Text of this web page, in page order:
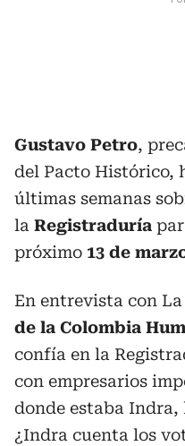
Gustavo Petro,
del Pacto Histórico,
últimas semanas
la Registraduría
próximo 13 de
En entrevista con La
de la Colombia
confía en la
con empresarios
donde estaba Indra,
¿Indra cuenta los